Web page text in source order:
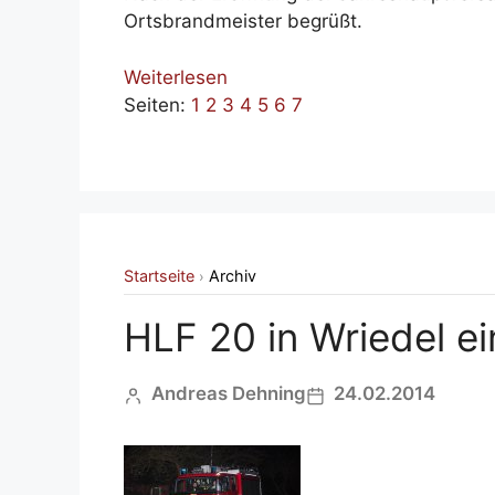
Ortsbrandmeister begrüßt.
Weiterlesen
Seiten: 1 2 3 4 5 6 7
Startseite › Archiv
HLF 20 in Wriedel
Andreas Dehning 24.02.2014